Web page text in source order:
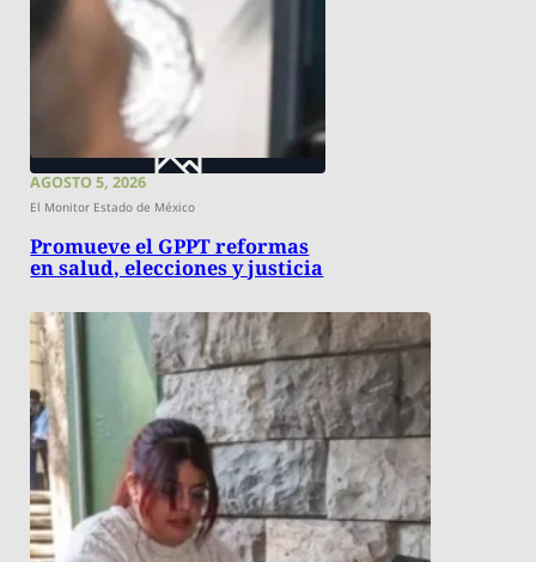
AGOSTO 5, 2026
El Monitor Estado de México
Promueve el GPPT reformas
en salud, elecciones y justicia